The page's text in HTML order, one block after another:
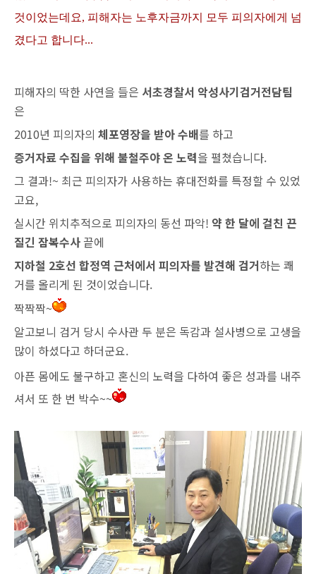
것이었는데요, 피해자는 노후자금까지 모두 피의자에게 넘
겼다고 합니다...
피해자의 딱한 사연을 들은 서초경찰서 악성사기검거전담팀
은
2010년 피의자의 체포영장을 받아수배를 하고
증거자료 수집을 위해 불철주야 온 노력을 펼쳤습니다.
그 결과!~ 최근 피의자가 사용하는 휴대전화를 특정할 수 있었
고요,
실시간 위치추적으로 피의자의 동선 파악! 약 한 달에 걸친 끈
질긴 잠복수사 끝에
지하철 2호선 합정역 근처에서 피의자를 발견해 검거하는 쾌
거를 올리게 된 것이었습니다.
짝짝짝~
알고보니 검거 당시 수사관 두 분은 독감과 설사병으로 고생을
많이 하셨다고 하더군요.
아픈 몸에도 불구하고 혼신의 노력을 다하여 좋은 성과를 내주
셔서 또 한 번 박수~~